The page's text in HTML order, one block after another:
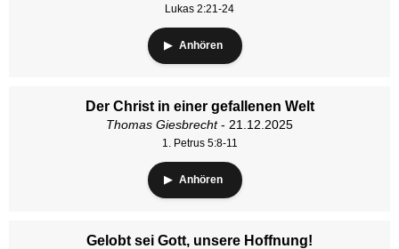
Lukas 2:21-24
Anhören
Der Christ in einer gefallenen Welt
Thomas Giesbrecht- 21.12.2025
1. Petrus 5:8-11
Anhören
Gelobt sei Gott, unsere Hoffnung!